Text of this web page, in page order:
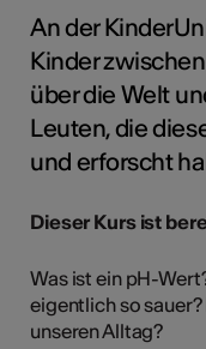
An der
Kinder
über die Welt
Leuten, die
und erforscht
Dieser Kurs ist
Was ist ein pH-
eigentlich so
unseren Alltag?